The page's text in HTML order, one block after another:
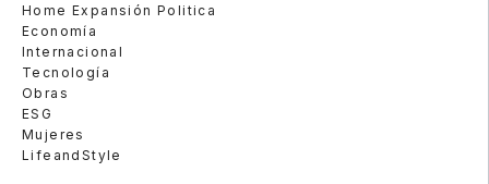
Home Expansión Politica
Economía
Internacional
Tecnología
Obras
ESG
Mujeres
LifeandStyle